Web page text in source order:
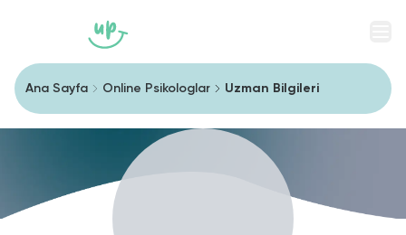
Ana Sayfa Online Psikologlar Uzman Bilgileri